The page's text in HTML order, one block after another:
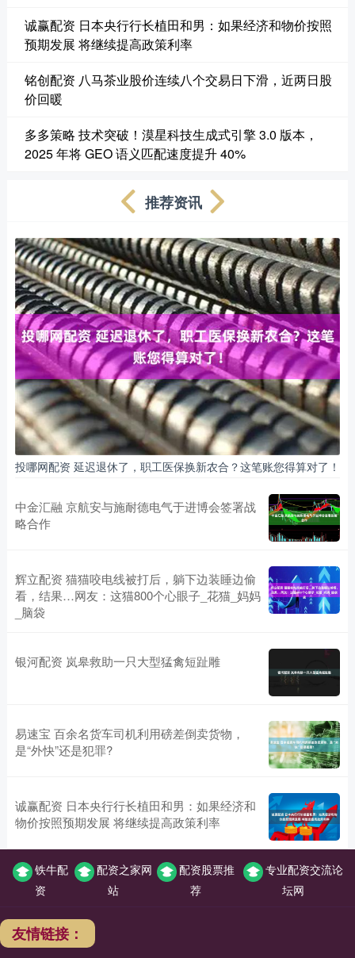
诚赢配资 日本央行行长植田和男：如果经济和物价按照
预期发展 将继续提高政策利率
铭创配资 八马茶业股价连续八个交易日下滑，近两日股
价回暖
多多策略 技术突破！漠星科技生成式引擎 3.0 版本，
2025 年将 GEO 语义匹配速度提升 40%
推荐资讯
投哪网配资 延迟退休了，职工医保换新农合？这笔账您得算对了！
中金汇融 京航安与施耐德电气于进博会签署战
略合作
辉立配资 猫猫咬电线被打后，躺下边装睡边偷
看，结果…网友：这猫800个心眼子_花猫_妈妈
_脑袋
银河配资 岚皋救助一只大型猛禽短趾雕
易速宝 百余名货车司机利用磅差倒卖货物，
是“外快”还是犯罪?
诚赢配资 日本央行行长植田和男：如果经济和
物价按照预期发展 将继续提高政策利率
铁牛配
资
配资之家网
站
配资股票推
荐
专业配资交流论
坛网
友情链接：